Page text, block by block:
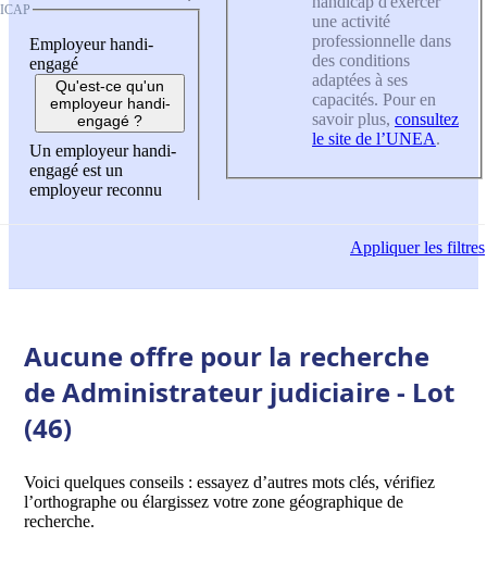
Employeur handi-
engagé
Qu'est-ce qu'un
employeur handi-
engagé ?
Un employeur handi-
engagé est un
employeur reconnu
une activité
professionnelle dans
des conditions
adaptées à ses
capacités. Pour en
savoir plus, consultez
le site de l’UNEA.
Appliquerles filtres
Aucune offre pour la recherche
de Administrateur judiciaire - Lot
(46)
Voici quelques conseils : essayez d’autres mots clés, vérifiez
l’orthographe ou élargissez votre zone géographique de
recherche.